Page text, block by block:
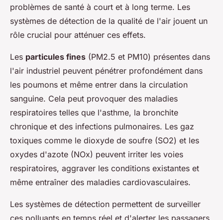
problèmes de santé à court et à long terme. Les
systèmes de détection de la qualité de l'air jouent un
rôle crucial pour atténuer ces effets.
Les particules fines (PM2.5 et PM10) présentes dans
l'air industriel peuvent pénétrer profondément dans
les poumons et même entrer dans la circulation
sanguine. Cela peut provoquer des maladies
respiratoires telles que l'asthme, la bronchite
chronique et des infections pulmonaires. Les gaz
toxiques comme le dioxyde de soufre (SO2) et les
oxydes d'azote (NOx) peuvent irriter les voies
respiratoires, aggraver les conditions existantes et
même entraîner des maladies cardiovasculaires.
Les systèmes de détection permettent de surveiller
ces polluants en temps réel et d'alerter les passagers